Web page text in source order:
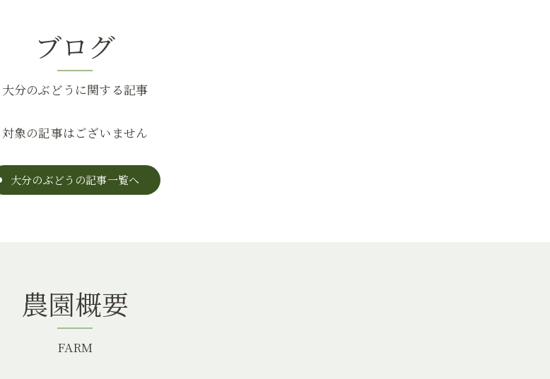
ブログ
大分のぶどうに関する記事
対象の記事はございません
大分のぶどうの記事一覧へ
農園概要
FARM